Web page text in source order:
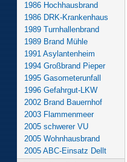
1986 Hochhausbrand
1986 DRK-Krankenhaus
1989 Turnhallenbrand
1989 Brand Mühle
1991 Asylantenheim
1994 Großbrand Pieper
1995 Gasometerunfall
1996 Gefahrgut-LKW
2002 Brand Bauernhof
2003 Flammenmeer
2005 schwerer VU
2005 Wohnhausbrand
2005 ABC-Einsatz Dellt